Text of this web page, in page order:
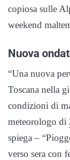
copiosa sulle
weekend
Nuova
“Una nuova
Toscana nella
condizioni di
meteorologo di
spiega –
verso sera con